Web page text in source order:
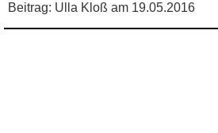
Beitrag: Ulla Kloß am 19.05.2016